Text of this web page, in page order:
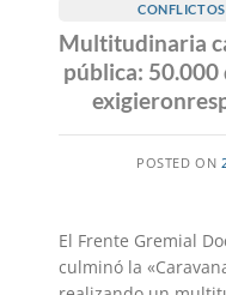
Multitudinaria
pública: 50.000
POSTED ON
El Frente Gremial
culminó la